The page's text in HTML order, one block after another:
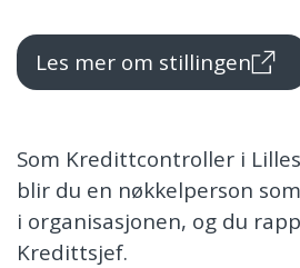
Les mer om stillingen
Som Kredittcontroller i
blir du en nøkkelperson
i organisasjonen, og du
Kredittsjef.